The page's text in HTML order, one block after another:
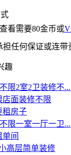
看需要80金币或
任何保证或连带
趣
限2室2卫装修不...
店面装修不限
租房子
限一室一厅一卫...
单间
高层简单装修